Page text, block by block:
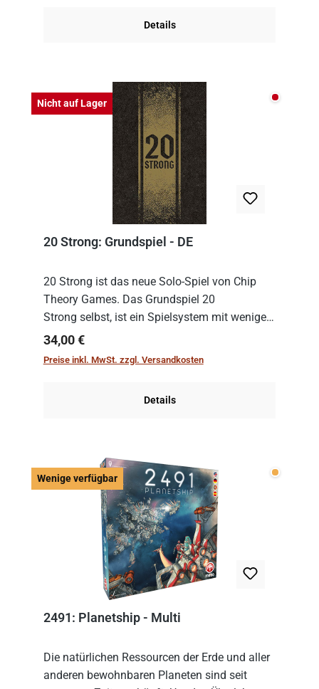
Details
Nicht auf Lager Nicht
20 Strong: Grundspiel - DE
20 Strong ist das neue Solo-Spiel von Chip
Theory Games. Das Grundspiel 20
Strong selbst, ist ein Spielsystem mit wenigen,
einfachen Regeln. Um es zu spielen, muss es
immer mit einem Themenset ergänzt werden.
Regulärer Preis:
34,00 €
Preise inkl. MwSt. zzgl. Versandkosten
Details
Wenige verfügbar Wenige
2491: Planetship - Multi
Die natürlichen Ressourcen der Erde und aller
anderen bewohnbaren Planeten sind seit